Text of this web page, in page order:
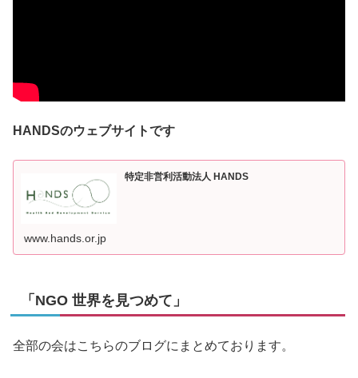
HANDSのウェブサイトです
特定非営利活動法人 HANDS
www.hands.or.jp
「NGO 世界を見つめて」
全部の会はこちらのブログにまとめております。